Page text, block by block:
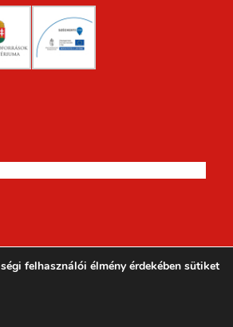
felhasználói élmény érdekében sütiket